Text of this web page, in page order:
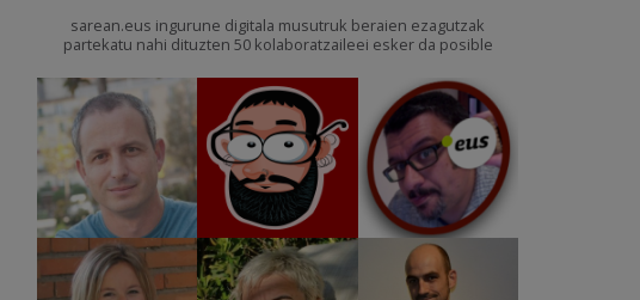
sarean.eus ingurune digitala musutruk beraien ezagutzak
partekatu nahi dituzten 50 kolaboratzaileei esker da posible